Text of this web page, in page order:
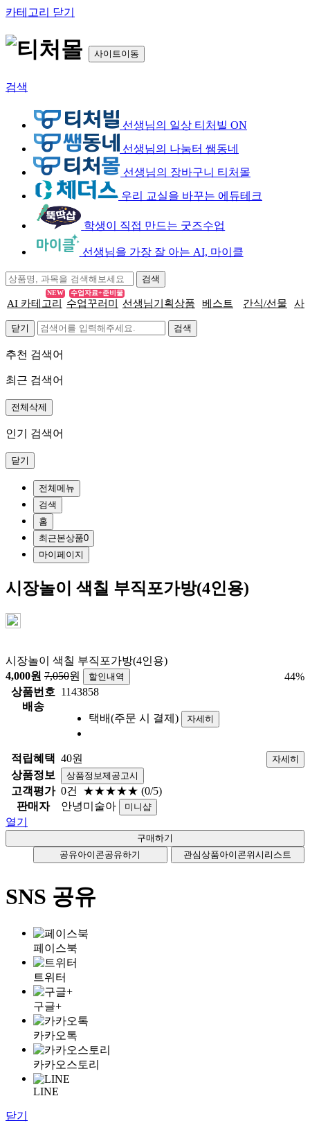
카테고리 닫기
사이트이동
검색
선생님의 일상 티처빌 ON
선생님의 나눔터 쌤동네
선생님의 장바구니 티처몰
우리 교실을 바꾸는 에듀테크
학생이 직접 만드는 굿즈수업
선생님을 가장 잘 아는 AI, 마이클
AI 카테고리
NEW
수업꾸러미
수업자료+준비물
선생님기획상품 베스트 간식/선물 사
닫기
추천 검색어
최근 검색어
전체삭제
인기 검색어
닫기
전체메뉴
검색
홈
최근본상품0
마이페이지
시장놀이 색칠 부직포가방(4인용)
시장놀이 색칠 부직포가방(4인용)
4,000원 7,050원 할인내역 44%
상품번호 1143858
배송
택배(주문 시 결제)
자세히
적립혜택 40원 자세히
상품정보 상품정보제공고시
고객평가 0건 ★★★★★ (0/5)
판매자
안녕미술아 미니샵
열기
공유아이콘공유하기 관심상품아이콘위시리스트
SNS 공유
페이스북
트위터
구글+
카카오톡
카카오스토리
LINE
닫기